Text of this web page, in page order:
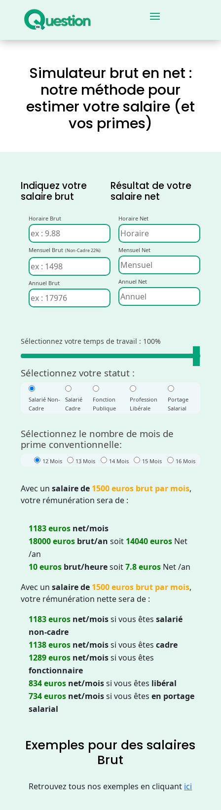
Simulateur brut en net :
notre méthode pour
estimer votre salaire (et
vos primes)
Indiquez votre
salaire brut
Horaire Brut
Mensuel Brut (Non-Cadre 22%)
Annuel Brut
Résultat de votre
salaire net
Horaire Net
Mensuel Net
Annuel Net
Sélectionnez votre temps de travail : 100%
Sélectionnez votre statut :
Salarié Non-
Cadre
Salarié
Cadre
Fonction
Publique
Profession
Libérale
Portage
Salarial
Sélectionnez le nombre de mois de
prime conventionnelle:
12 Mois 13 Mois 14 Mois 15 Mois 16 Mois
Avec un salaire de 1500euros brut par mois,
votre rémunération sera de :
1183euros net/mois
18000euros brut/an soit 14040euros Net
/an
10euros brut/heuresoit7.8euros Net /an
Avec un salaire de 1500euros brut par mois,
votre rémunération nette sera de :
1183euros net/moissi vous êtes salarié
non-cadre
1138euros net/moissi vous êtes cadre
1289euros net/moissi vous êtes
fonctionnaire
834euros net/moissi vous êtes libéral
734euros net/moissi vous êtes en portage
salarial
Exemples pour des salaires
Brut
Retrouvez tous nos exemples en cliquant ici